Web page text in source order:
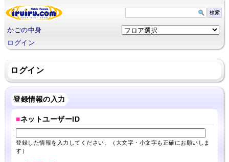
かごの中身
ログイン
ログイン
登録情報の入力
■ネットユーザーID
登録した情報を入力してください。（大文字・小文字も正確にお願いしま
す）